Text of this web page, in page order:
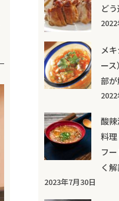
ど
メ
ー
部
酸
料
フ
く解
2023年7月30日